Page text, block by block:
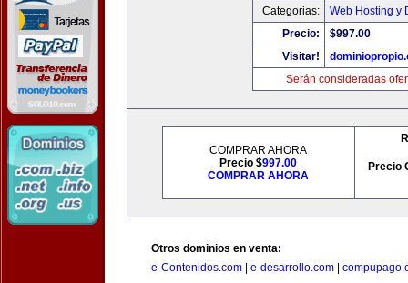
Categorias:
Web Hosting y
Precio:
$997.00
Visitar!
Serán consideradas
COMPRAR AHORA
Precio $997.00
COMPRAR AHORA
Precio
Otros dominios en venta:
e-Contenidos.com
e-desarrollo.com